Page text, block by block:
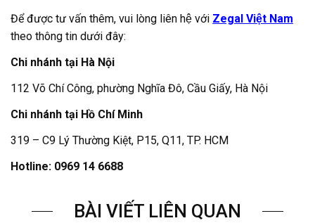
Để được tư vấn thêm, vui lòng liên hệ với Zegal Việt Nam
theo thông tin dưới đây:
Chi nhánh tại Hà Nội
112 Võ Chí Công, phường Nghĩa Đô, Cầu Giấy, Hà Nội
Chi nhánh tại Hồ Chí Minh
319 – C9 Lý Thường Kiệt, P15, Q11, TP. HCM
Hotline: 0969 14 6688
BÀI VIẾT LIÊN QUAN